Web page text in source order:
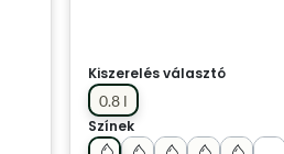
Kiszerelés választó
0.8 l
Színek